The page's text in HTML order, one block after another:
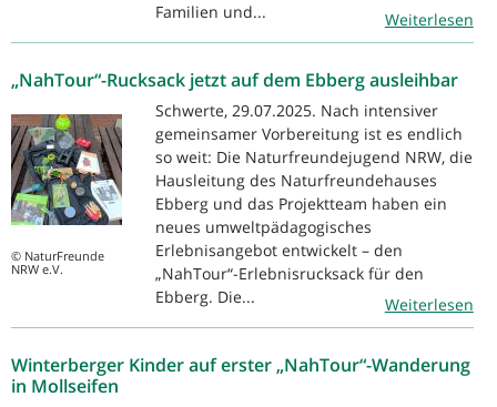
Familien und... Weiterlesen
„NahTour“-Rucksack jetzt auf dem Ebberg ausleihbar
© NaturFreunde
NRW e.V.
Schwerte, 29.07.2025. Nach intensiver
gemeinsamer Vorbereitung ist es endlich
so weit: Die Naturfreundejugend NRW, die
Hausleitung des Naturfreundehauses
Ebberg und das Projektteam haben ein
neues umweltpädagogisches
Erlebnisangebot entwickelt – den
„NahTour“-Erlebnisrucksack für den
Ebberg. Die...
Weiterlesen
Winterberger Kinder auf erster „NahTour“-Wanderung
in Mollseifen